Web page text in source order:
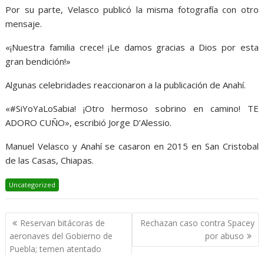
Por su parte, Velasco publicó la misma fotografía con otro
mensaje.
«¡Nuestra familia crece! ¡Le damos gracias a Dios por esta
gran bendición!»
Algunas celebridades reaccionaron a la publicación de Anahí.
«#SiYoYaLoSabia! ¡Otro hermoso sobrino en camino! TE
ADORO CUÑO», escribió Jorge D’Alessio.
Manuel Velasco y Anahí se casaron en 2015 en San Cristobal
de las Casas, Chiapas.
Uncategorized
Navegación
de
entradas
Reservan bitácoras de
aeronaves del Gobierno de
Puebla; temen atentado
Rechazan caso contra Spacey
por abuso